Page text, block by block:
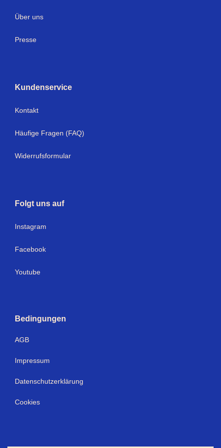
Über uns
Presse
Kundenservice
Kontakt
Häufige Fragen (FAQ)
Widerrufsformular
Folgt uns auf
Instagram
Facebook
Youtube
Bedingungen
AGB
Impressum
Datenschutzerklärung
Cookies